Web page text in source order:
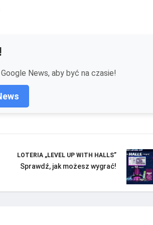
News, aby być na czasie!
LOTERIA „LEVEL UP WITH HALLS”
Sprawdź, jak możesz wygrać!